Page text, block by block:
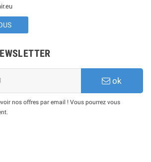
ok
nos offres par email ! Vous pourrez vous